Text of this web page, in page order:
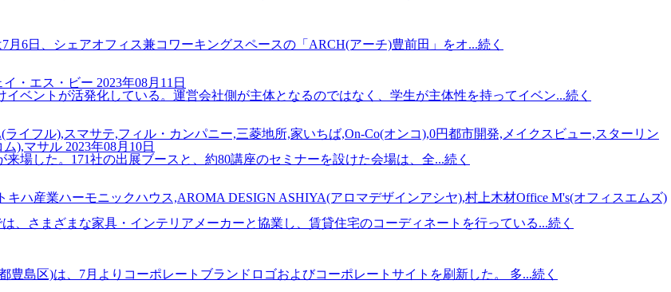
6日、シェアオフィス兼コワーキングスペースの「ARCH(アーチ)豊前田」をオ...続く
・エス・ビー 2023年08月11日
ベントが活発化している。運営会社側が主体となるのではなく、学生が主体性を持ってイベン...続く
イフル),スマサテ,フィル・カンパニー,三菱地所,家いちば,On-Co(オンコ),0円都市開発,メイクスビュー,スターリン
ム),マサル 2023年08月10日
場した。171社の出展ブースと、約80講座のセミナーを設けた会場は、全...続く
ハ産業ハーモニックハウス,AROMA DESIGN ASHIYA(アロマデザインアシヤ),村上木材Office M's(オフィスエムズ)
さまざまな家具・インテリアメーカーと協業し、賃貸住宅のコーディネートを行っている...続く
島区)は、7月よりコーポレートブランドロゴおよびコーポレートサイトを刷新した。 多...続く